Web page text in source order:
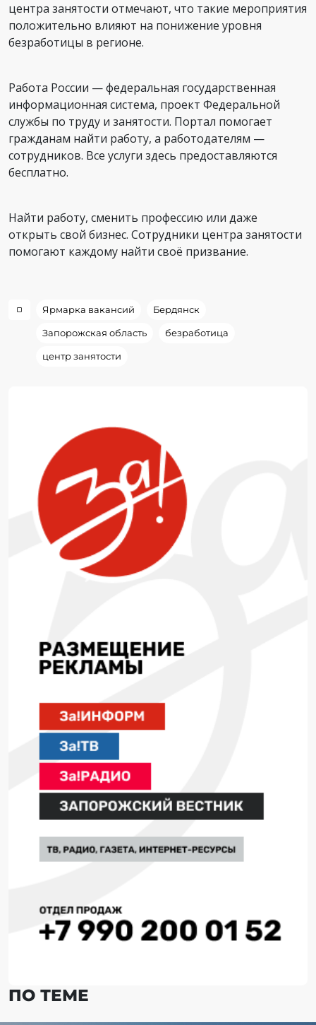
центра занятости отмечают, что такие мероприятия
положительно влияют на понижение уровня
безработицы в регионе.
Работа России — федеральная государственная
информационная система, проект Федеральной
службы по труду и занятости. Портал помогает
гражданам найти работу, а работодателям —
сотрудников. Все услуги здесь предоставляются
бесплатно.
Найти работу, сменить профессию или даже
открыть свой бизнес. Сотрудники центра занятости
помогают каждому найти своё призвание.
Ярмарка вакансий Бердянск
Запорожская область безработица
центр занятости
ПО ТЕМЕ